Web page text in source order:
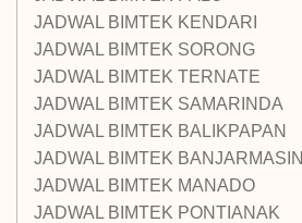
JADWAL BIMTEK KENDARI
JADWAL BIMTEK SORONG
JADWAL BIMTEK TERNATE
JADWAL BIMTEK SAMARINDA
JADWAL BIMTEK BALIKPAPAN
JADWAL BIMTEK BANJARMASIN
JADWAL BIMTEK MANADO
JADWAL BIMTEK PONTIANAK